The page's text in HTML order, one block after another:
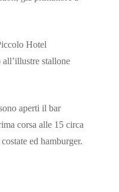
Hotel
stallone
aperti il bar
corsa alle 15 circa
ed hamburger.